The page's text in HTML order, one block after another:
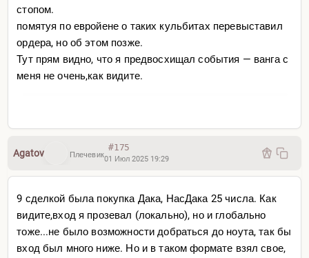
стопом.
помятуя по евройене о таких кульбитах перевыставил
ордера, но об этом позже.
Тут прям видно, что я предвосхищал события — ванга с
меня не очень,как видите.
Agatov Плечевик
#175
01 Июл 2025 19:29
9 сделкой была покупка Дака, НасДака 25 числа. Как
видите,вход я прозевал (локально), но и глобально
тоже...не было возможности добраться до ноута, так бы
вход был много ниже. Но и в таком формате взял свое,